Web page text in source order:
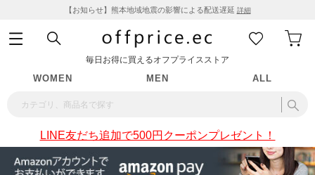
【お知らせ】熊本地域地震の影響による配送遅延 詳細
毎日お得に買えるオフプライスストア
WOMEN MEN ALL
LINE友だち追加で500円クーポンプレゼント！